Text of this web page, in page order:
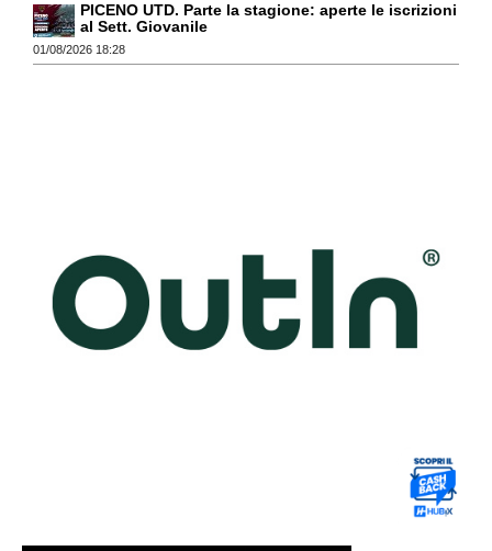
PICENO UTD. Parte la stagione: aperte le iscrizioni
al Sett. Giovanile
01/08/2026 18:28